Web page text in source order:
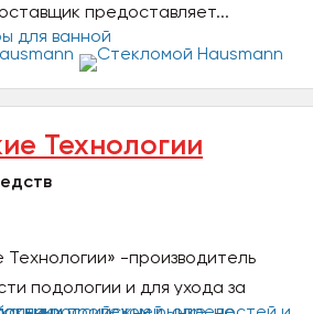
предоставляет...
Технологии
-производитель
подологии и для ухода за